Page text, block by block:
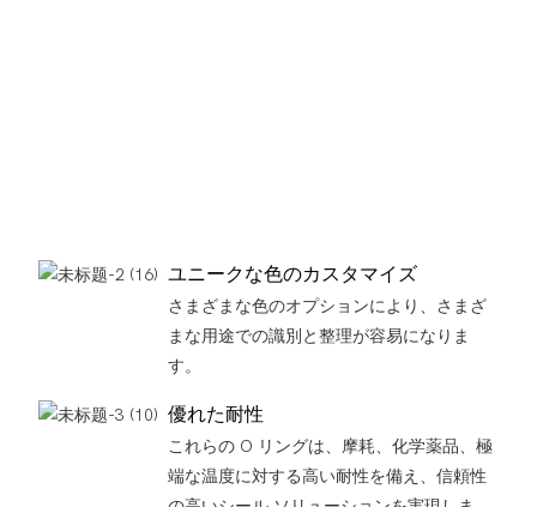
ユニークな色のカスタマイズ
さまざまな色のオプションにより、さまざ
まな用途での識別と整理が容易になりま
す。
優れた耐性
これらの O リングは、摩耗、化学薬品、極
端な温度に対する高い耐性を備え、信頼性